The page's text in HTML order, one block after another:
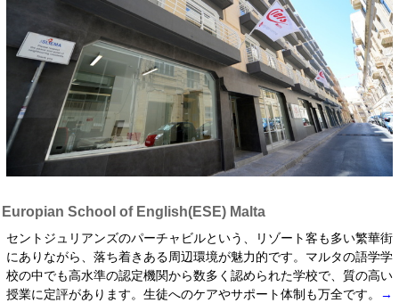
Europian School of English(ESE) Malta
セントジュリアンズのパーチャビルという、リゾート客も多い繁華街
にありながら、落ち着きある周辺環境が魅力的です。マルタの語学学
校の中でも高水準の認定機関から数多く認められた学校で、質の高い
授業に定評があります。生徒へのケアやサポート体制も万全です。
→